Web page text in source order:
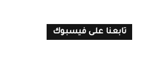
تابعنا على فيسبوك